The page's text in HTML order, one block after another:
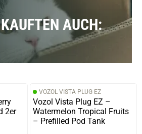
next
AUCH:
2er
VOZOL VISTA PLUG EZ
Vozol Vista Plug EZ –
Watermelon Tropical Fruits
– Prefilled Pod Tank